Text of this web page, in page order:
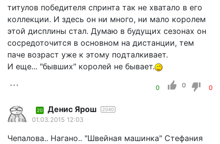
титулов победителя спринта так не хватало в его
коллекции. И здесь он ни много, ни мало королем
этой дисплины стал. Думаю в будущих сезонах он
сосредоточится в основном на дистанции, тем
паче возраст уже к этому подталкивает.
И еще... "бывших" королей не бывает.
0 0 0
20 Денис Ярош 2040
01.03.2015 12:03
Чепалова.. Нагано.. "Швейная машинка" Стефания